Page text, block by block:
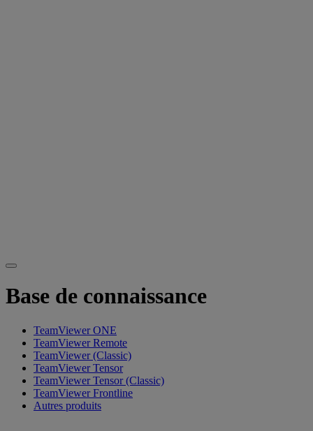
Base de connaissance
TeamViewer ONE
TeamViewer Remote
TeamViewer (Classic)
TeamViewer Tensor
TeamViewer Tensor (Classic)
TeamViewer Frontline
Autres produits